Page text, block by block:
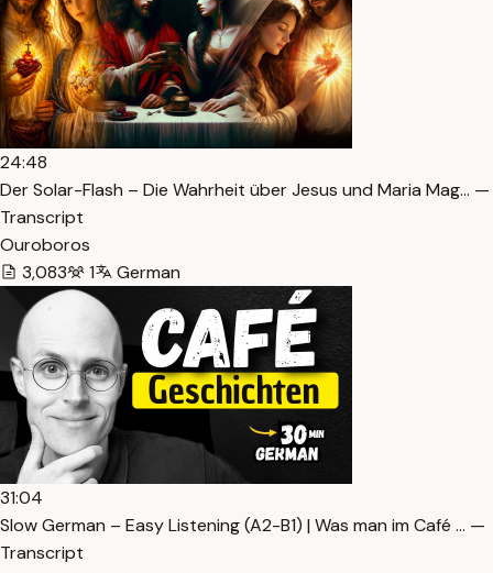
24:48
Der Solar-Flash – Die Wahrheit über Jesus und Maria Mag… —
Transcript
Ouroboros
3,083
1 German
31:04
Slow German – Easy Listening (A2-B1) | Was man im Café … —
Transcript